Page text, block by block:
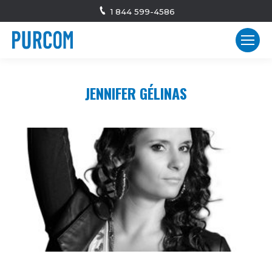
1 844 599-4586
JENNIFER GÉLINAS